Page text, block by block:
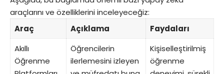
araçlarını ve özelliklerini inceleyeceğiz:
Araç
Açıklama
Faydaları
Akıllı
Öğrenme
Öğrencilerin
ilerlemesini izleyen
Kişiselleştirilmiş
öğrenme